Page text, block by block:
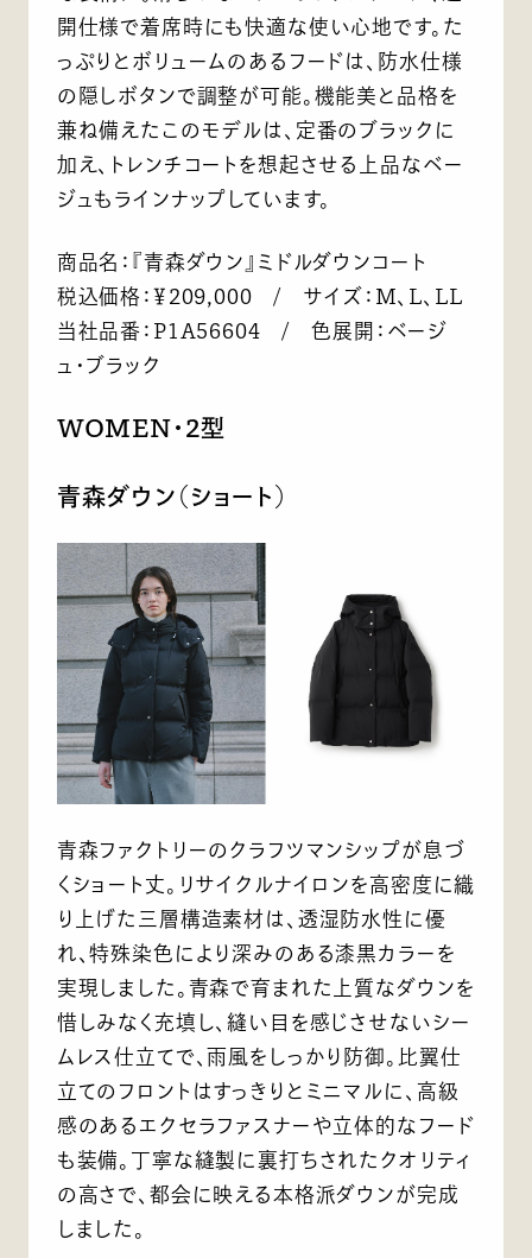
開仕様で着席時にも快適な使い心地です。た
っぷりとボリュームのあるフードは、防水仕様
の隠しボタンで調整が可能。機能美と品格を
兼ね備えたこのモデルは、定番のブラックに
加え、トレンチコートを想起させる上品なベー
ジュもラインナップしています。
商品名：『青森ダウン』ミドルダウンコート
税込価格：￥209,000 / サイズ：M、L、LL
当社品番：P1A56604 / 色展開：ベージ
ュ・ブラック
WOMEN・2型
青森ダウン（ショート）
青森ファクトリーのクラフツマンシップが息づ
くショート丈。リサイクルナイロンを高密度に織
り上げた三層構造素材は、透湿防水性に優
れ、特殊染色により深みのある漆黒カラーを
実現しました。青森で育まれた上質なダウンを
惜しみなく充填し、縫い目を感じさせないシー
ムレス仕立てで、雨風をしっかり防御。比翼仕
立てのフロントはすっきりとミニマルに、高級
感のあるエクセラファスナーや立体的なフード
も装備。丁寧な縫製に裏打ちされたクオリティ
の高さで、都会に映える本格派ダウンが完成
しました。